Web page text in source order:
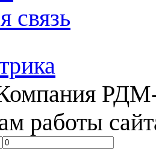
связь
работы